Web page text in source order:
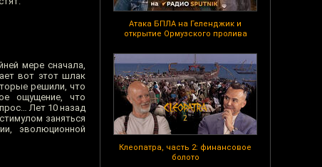
Атака БПЛА на Геленджик и
открытие Ормузского пролива
Клеопатра, часть 2: финансовое
болото
мере сначала,
вот этот шлак
решили, что
ощущение, что
Лет 10 назад
заняться
эволюционной